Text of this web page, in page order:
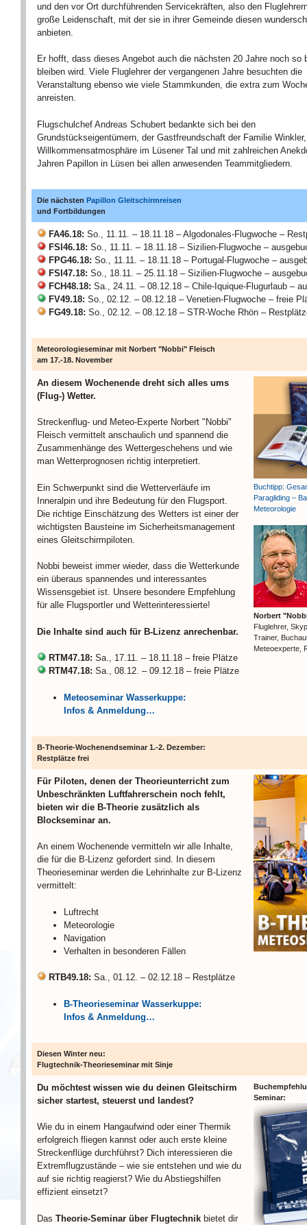
und den vor Ort durchführenden Servicekräften, also den
große Leidenschaft, mit der sie in ihrer Gemeinde diesen
anbieten.
Er hofft, dass dieses Angebot auch die nächsten 20 Jahre noch so
bleiben wird. Viele Fluglehrer der vergangenen Jahre besuchten die
Veranstaltung ebenso wie viele Stammkunden, die extra zum
anreisten.
Flugschulchef Andreas Schubert bedankte sich bei den
Grundstückseigentümern, der Gastfreundschaft der Familie
Willkommensatmosphäre im Lüsener Tal und mit zahlreichen
Jahren Papillon in Lüsen bei allen anwesenden Teammitgliedern.
Die nächsten Papillon Gleitschirmreisen
und Fortbildungen
FA46.18: So., 11.11. – 18.11.18 – Algodonales-Flugwoche –
FSI46.18: So., 11.11. – 18.11.18 – Sizilien-Flugwoche –
FPG46.18: So., 11.11. – 18.11.18 – Portugal-Flugwoche –
FSI47.18: So., 18.11. – 25.11.18 – Sizilien-Flugwoche –
FCH48.18: Sa., 24.11. – 08.12.18 – Chile-Iquique-Flugurlaub –
FV49.18: So., 02.12. – 08.12.18 – Venetien-Flugwoche – freie
FG49.18: So., 02.12. – 08.12.18 – STR-Woche Rhön –
Meteorologieseminar mit Norbert "Nobbi" Fleisch
am 17.-18. November
An diesem Wochenende dreht sich alles ums
(Flug-) Wetter.
Streckenflug- und Meteo-Experte Norbert "Nobbi"
Fleisch vermittelt anschaulich und spannend die
Zusammenhänge des Wettergeschehens und wie
man Wetterprognosen richtig interpretiert.
Ein Schwerpunkt sind die Wetterverläufe im
Inneralpin und ihre Bedeutung für den Flugsport.
Die richtige Einschätzung des Wetters ist einer der
wichtigsten Bausteine im Sicherheitsmanagement
eines Gleitschirmpiloten.
Nobbi beweist immer wieder, dass die Wetterkunde
ein überaus spannendes und interessantes
Wissensgebiet ist. Unsere besondere Empfehlung
für alle Flugsportler und Wetterinteressierte!
Die Inhalte sind auch für B-Lizenz anrechenbar.
RTM47.18: Sa., 17.11. – 18.11.18 – freie Plätze
RTM47.18: Sa., 08.12. – 09.12.18 – freie Plätze
Meteoseminar Wasserkuppe:
Infos & Anmeldung…
Buchtipp:
Paragliding –
Meteorologie
Norbert
Fluglehrer,
Trainer,
Meteoexperte,
B-Theorie-Wochenendseminar 1.-2. Dezember:
Restplätze frei
Für Piloten, denen der Theorieunterricht zum
Unbeschränkten Luftfahrerschein noch fehlt,
bieten wir die B-Theorie zusätzlich als
Blockseminar an.
An einem Wochenende vermitteln wir alle Inhalte,
die für die B-Lizenz gefordert sind. In diesem
Theorieseminar werden die Lehrinhalte zur B-Lizenz
vermittelt:
Luftrecht
Meteorologie
Navigation
Verhalten in besonderen Fällen
RTB49.18: Sa., 01.12. – 02.12.18 – Restplätze
B-Theorieseminar Wasserkuppe:
Infos & Anmeldung…
Diesen Winter neu:
Flugtechnik-Theorieseminar mit Sinje
Du möchtest wissen wie du deinen Gleitschirm
sicher startest, steuerst und landest?
Wie du in einem Hangaufwind oder einer Thermik
erfolgreich fliegen kannst oder auch erste kleine
Streckenflüge durchführst? Dich interessieren die
Extremflugzustände – wie sie entstehen und wie du
auf sie richtig reagierst? Wie du Abstiegshilfen
effizient einsetzt?
Das Theorie-Seminar über Flugtechnik bietet dir
Seminar: